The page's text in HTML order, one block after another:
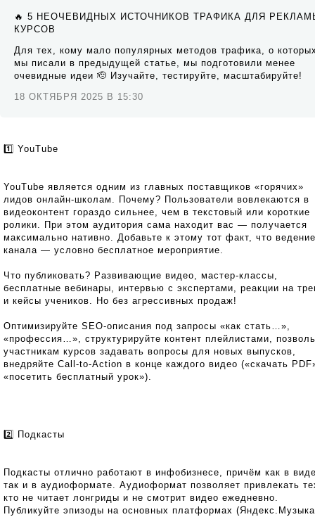
🔥 5 НЕОЧЕВИДНЫХ ИСТОЧНИКОВ ТРАФИКА ДЛЯ
КУРСОВ
Для тех, кому мало популярных методов трафика, о
мы писали в предыдущей статье, мы подготовили менее
очевидные идеи 🫡 Изучайте, тестируйте, масштабируйте!
18 ОКТЯБРЯ 2025 В 15:30
1️⃣ YouTube
YouTube является одним из главных поставщиков «горячих»
лидов онлайн-школам. Почему? Пользователи вовлекаются в
видеоконтент гораздо сильнее, чем в текстовый или короткие
ролики. При этом аудитория сама находит вас — получается
максимально нативно. Добавьте к этому тот факт, что ведение
канала — условно бесплатное мероприятие.
Что публиковать? Развивающие видео, мастер-классы,
бесплатные вебинары, интервью с экспертами, реакции на
и кейсы учеников. Но без агрессивных продаж!
Оптимизируйте SEO-описания под запросы «как стать…»,
«профессия…», структурируйте контент плейлистами,
участникам курсов задавать вопросы для новых выпусков,
внедряйте Call-to-Action в конце каждого видео («скачать
«посетить бесплатный урок»).
2️⃣ Подкасты
Подкасты отлично работают в инфобизнесе, причём как в
так и в аудиоформате. Аудиоформат позволяет привлекать
кто не читает лонгриды и не смотрит видео ежедневно.
Публикуйте эпизоды на основных платформах